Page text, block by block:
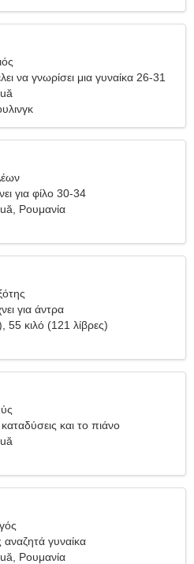
να γνωρίσει μια γυναίκα 26-31
για φίλο 30-34
Ρουμανία
για άντρα
55 κιλό (121 λίβρες)
και το πιάνο
γυναίκα
Ρουμανία